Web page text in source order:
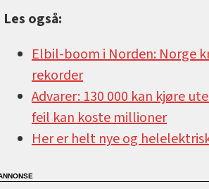
Les også:
Elbil-boom i Norden: Norge
rekorder
Advarer: 130 000 kan kjøre
feil kan koste millioner
Her er helt nye og